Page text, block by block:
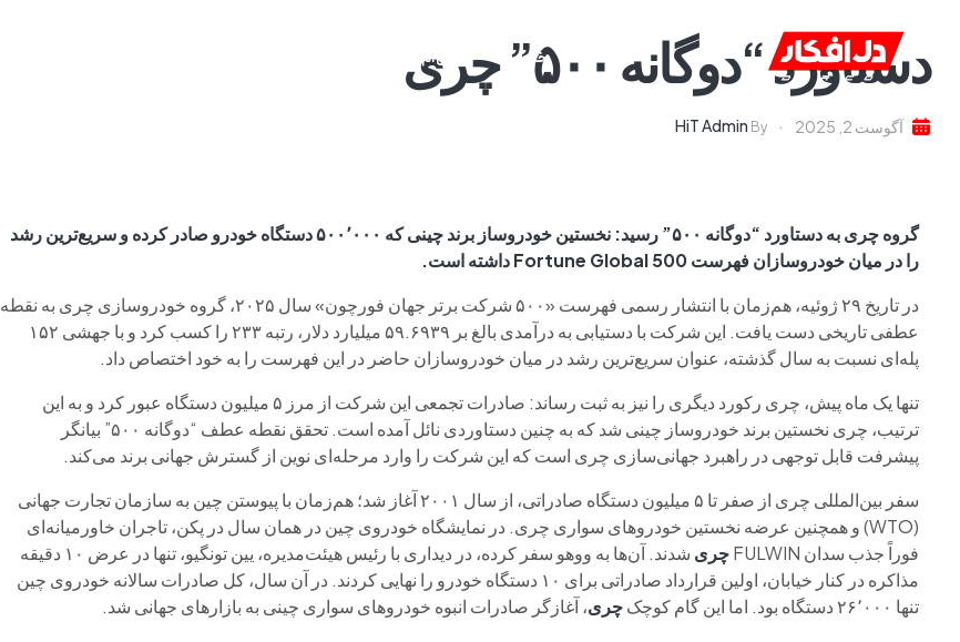
خانه ام وی ام دستاورد “دوگانه ۵۰۰” چری
آگوست 2, 2025 By
HiT Admin
گروه چری به دستاورد “دوگانه ۵۰۰” رسید: نخستین خودروساز برند چینی که ۵۰۰٬۰۰۰ دستگاه خودرو صادر کرده و سریع‌ترین رشد
را در میان خودروسازان فهرست Fortune Global 500 داشته است.
در تاریخ ۲۹ ژوئیه، هم‌زمان با انتشار رسمی فهرست «۵۰۰ شرکت برتر جهان فورچون» سال ۲۰۲۵، گروه خودروسازی چری به نقطه
عطفی تاریخی دست یافت. این شرکت با دستیابی به درآمدی بالغ بر ۵۹.۶۹۳۹ میلیارد دلار، رتبه ۲۳۳ را کسب کرد و با جهشی ۱۵۲
پله‌ای نسبت به سال گذشته، عنوان سریع‌ترین رشد در میان خودروسازان حاضر در این فهرست را به خود اختصاص داد.
تنها یک ماه پیش، چری رکورد دیگری را نیز به ثبت رساند: صادرات تجمعی این شرکت از مرز ۵ میلیون دستگاه عبور کرد و به این
ترتیب، چری نخستین برند خودروساز چینی شد که به چنین دستاوردی نائل آمده است. تحقق نقطه عطف “دوگانه ۵۰۰” بیانگر
پیشرفت قابل توجهی در راهبرد جهانی‌سازی چری است که این شرکت را وارد مرحله‌ای نوین از گسترش جهانی برند می‌کند.
سفر بین‌المللی چری از صفر تا ۵ میلیون دستگاه صادراتی، از سال ۲۰۰۱ آغاز شد؛ هم‌زمان با پیوستن چین به سازمان تجارت جهانی
(WTO) و همچنین عرضه نخستین خودروهای سواری چری. در نمایشگاه خودروی چین در همان سال در پکن، تاجران خاورمیانه‌ای
فوراً جذب سدان FULWIN
چری
شدند. آن‌ها به ووهو سفر کرده، در دیداری با رئیس هیئت‌مدیره، یین تونگیو، تنها در عرض ۱۰ دقیقه
مذاکره در کنار خیابان، اولین قرارداد صادراتی برای ۱۰ دستگاه خودرو را نهایی کردند. در آن سال، کل صادرات سالانه خودروی چین
تنها ۲۶٬۰۰۰ دستگاه بود. اما این گام کوچک
چری، آغازگر صادرات انبوه خودروهای سواری چینی به بازارهای جهانی شد.